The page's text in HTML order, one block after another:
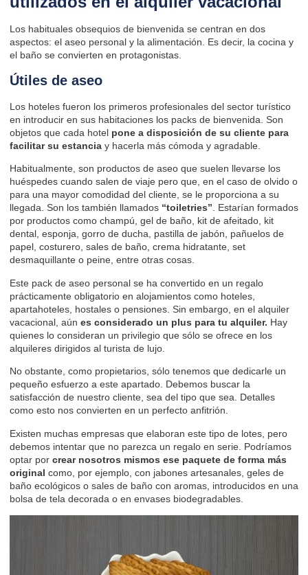
Los habituales obsequios de bienvenida se centran en dos
aspectos: el aseo personal y la alimentación. Es decir, la cocina y
el baño se convierten en protagonistas.
Útiles de aseo
Los hoteles fueron los primeros profesionales del sector turístico
en introducir en sus habitaciones los packs de bienvenida. Son
objetos que cada hotel pone a disposición de su cliente para
facilitar su estancia y hacerla más cómoda y agradable.
Habitualmente, son productos de aseo que suelen llevarse los
huéspedes cuando salen de viaje pero que, en el caso de olvido o
para una mayor comodidad del cliente, se le proporciona a su
llegada. Son los también llamados “toiletries”. Estarían formados
por productos como champú, gel de baño, kit de afeitado, kit
dental, esponja, gorro de ducha, pastilla de jabón, pañuelos de
papel, costurero, sales de baño, crema hidratante, set
desmaquillante o peine, entre otras cosas.
Este pack de aseo personal se ha convertido en un regalo
prácticamente obligatorio en alojamientos como hoteles,
apartahoteles, hostales o pensiones. Sin embargo, en el alquiler
vacacional, aún es considerado un plus para tu alquiler. Hay
quienes lo consideran un privilegio que sólo se ofrece en los
alquileres dirigidos al turista de lujo
No obstante, como propietarios, sólo tenemos que dedicarle un
pequeño esfuerzo a este apartado. Debemos buscar la
satisfacción de nuestro cliente, sea del tipo que sea. Detalles
como esto nos convierten en un perfecto anfitrión
Existen muchas empresas que elaboran este tipo de lotes, pero
debemos intentar que no parezca un regalo en serie. Podríamos
optar por crear nosotros mismos ese paquete de forma más
original como, por ejemplo, con jabones artesanales, geles de
baño ecológicos o sales de baño con aromas, introducidos en una
bolsa de tela decorada o en envases biodegradables.